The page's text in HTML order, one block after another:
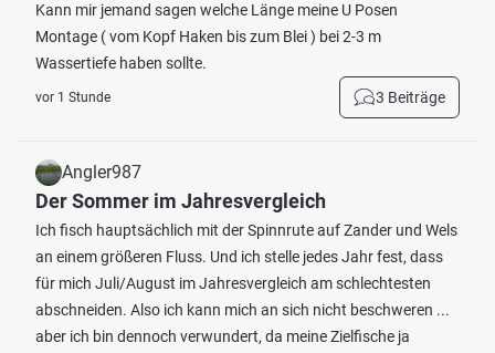
Kann mir jemand sagen welche Länge meine U Posen
Montage ( vom Kopf Haken bis zum Blei ) bei 2-3 m
Wassertiefe haben sollte.
vor 1 Stunde 3 Beiträge
Angler987
Der Sommer im Jahresvergleich
Ich fisch hauptsächlich mit der Spinnrute auf Zander und Wels
an einem größeren Fluss. Und ich stelle jedes Jahr fest, dass
für mich Juli/August im Jahresvergleich am schlechtesten
abschneiden. Also ich kann mich an sich nicht beschweren ...
aber ich bin dennoch verwundert, da meine Zielfische ja